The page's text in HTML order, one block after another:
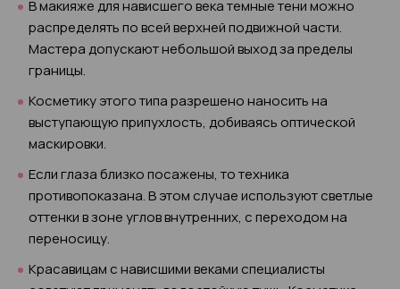
В макияже для нависшего века темные тени можно
распределять по всей верхней подвижной части.
Мастера допускают небольшой выход за пределы
границы.
Косметику этого типа разрешено наносить на
выступающую припухлость, добиваясь оптической
маскировки.
Если глаза близко посажены, то техника
противопоказана. В этом случае используют светлые
оттенки в зоне углов внутренних, с переходом на
переносицу.
Красавицам с нависшими веками специалисты